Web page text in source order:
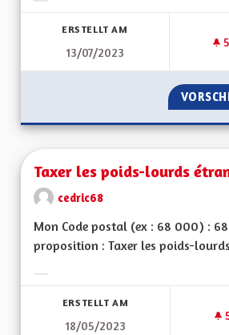
ERSTELLT AM
13/07/2023
Taxer les poids-lourds
cedric68
Mon Code postal (ex : 68 000) :
proposition : Taxer les poids-
ERSTELLT AM
18/05/2023